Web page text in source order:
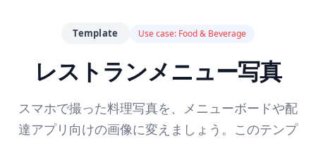
Template Use case: Food & Beverage
レストランメニュー写真
スマホで撮った料理写真を、メニューボードや配
達アプリ向けの画像に変えましょう。このテンプ